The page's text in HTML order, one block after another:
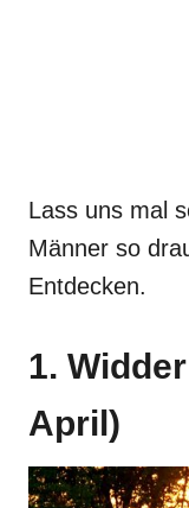
Lass uns mal
Männer so
Entdecken.
1.
April)